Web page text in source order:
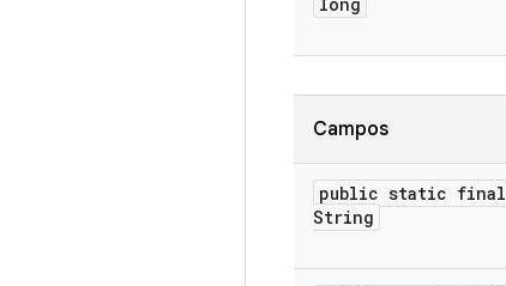
Campos
public static final
String